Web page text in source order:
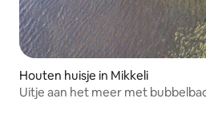
Houten huisje in Mikkeli
Uitje aan het meer met